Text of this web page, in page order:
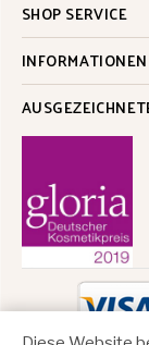
SHOP SERVICE
INFORMATIONEN